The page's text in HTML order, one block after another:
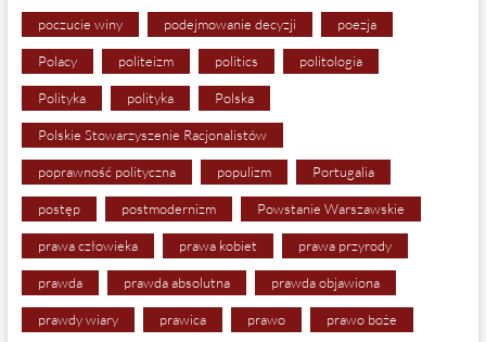
poczucie winy podejmowanie decyzji poezja
Polacy politeizm politics politologia
Polityka polityka Polska
Polskie Stowarzyszenie Racjonalistów
poprawność polityczna populizm Portugalia
postęp postmodernizm Powstanie Warszawskie
prawa człowieka prawa kobiet prawa przyrody
prawda prawda absolutna prawda objawiona
prawdy wiary prawica prawo prawo boże